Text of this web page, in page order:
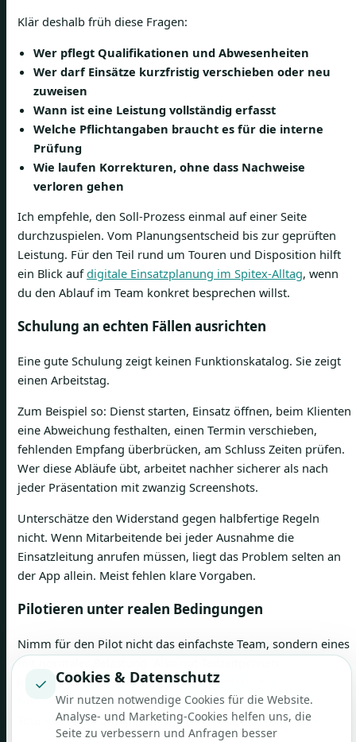
Klär deshalb früh diese Fragen:
Wer pflegt Qualifikationen und Abwesenheiten
Wer darf Einsätze kurzfristig verschieben oder neu
zuweisen
Wann ist eine Leistung vollständig erfasst
Welche Pflichtangaben braucht es für die interne
Prüfung
Wie laufen Korrekturen, ohne dass Nachweise
verloren gehen
Ich empfehle, den Soll-Prozess einmal auf einer Seite
durchzuspielen. Vom Planungsentscheid bis zur geprüften
Leistung. Für den Teil rund um Touren und Disposition hilft
ein Blick aufdigitale Einsatzplanung im Spitex-Alltag, wenn
du den Ablauf im Team konkret besprechen willst.
Schulung an echten Fällen ausrichten
Eine gute Schulung zeigt keinen Funktionskatalog. Sie zeigt
einen Arbeitstag.
Zum Beispiel so: Dienst starten, Einsatz öffnen, beim Klienten
eine Abweichung festhalten, einen Termin verschieben,
fehlenden Empfang überbrücken, am Schluss Zeiten prüfen.
Wer diese Abläufe übt, arbeitet nachher sicherer als nach
jeder Präsentation mit zwanzig Screenshots.
Unterschätze den Widerstand gegen halbfertige Regeln
nicht. Wenn Mitarbeitende bei jeder Ausnahme die
Einsatzleitung anrufen müssen, liegt das Problem selten an
der App allein. Meist fehlen klare Vorgaben.
Pilotieren unter realen Bedingungen
Nimm für den Pilot nicht das einfachste Team, sondern eines
mit normaler Belastung. Also mit Teilzeitpensen,
kurzfristigen Änderungen und gemischten Leistungsarten.
Nur dann siehst du, ob die App auch bei Personalmangel,
Tourenverschiebungen und Zeitdruck sauber funktioniert.
✓ Cookies & Datenschutz
Wir nutzen notwendige Cookies für die Website.
Analyse- und Marketing-Cookies helfen uns, die
Seite zu verbessern und Anfragen besser